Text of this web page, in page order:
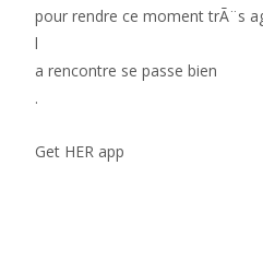
pour rendre ce moment trÃ¨s
l
a rencontre se passe bien
.
Get HER app